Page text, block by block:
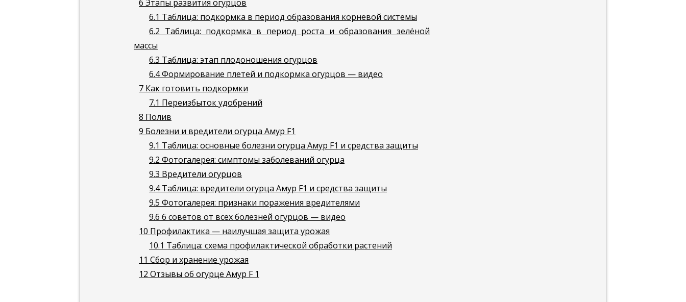
6 Этапы развития огурцов
6.1 Таблица: подкормка в период образования корневой системы
6.2 Таблица: подкормка в период роста и образования зелёной
массы
6.3 Таблица: этап плодоношения огурцов
6.4Формирование плетей и подкормка огурцов — видео
7 Как готовить подкормки
7.1 Переизбыток удобрений
8 Полив
9 Болезни и вредители огурца Амур F1
9.1 Таблица: основные болезни огурца Амур F1 и средства защиты
9.2 Фотогалерея: симптомы заболеваний огурца
9.3 Вредители огурцов
9.4Таблица: вредители огурца Амур F1 и средства защиты
9.5 Фотогалерея: признаки поражения вредителями
9.6 6 советов от всех болезней огурцов — видео
10 Профилактика — наилучшая защита урожая
10.1 Таблица: схема профилактической обработки растений
11 Сбор и хранение урожая
12 Отзывы об огурце Амур F 1